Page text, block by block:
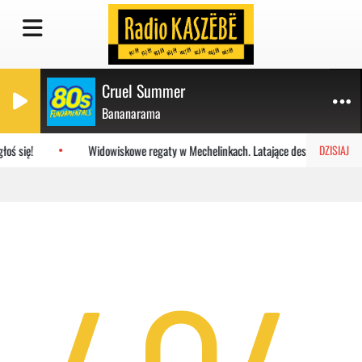
Cruel Summer
Bananarama
DZISIAJ
się! Widowiskowe regaty w Mechelinkach. Latające deski na Zatoce